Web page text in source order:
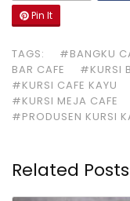
Pin It
TAGS: #BANGKU
BAR CAFE
#KURSI
#KURSI CAFE KAYU
#KURSI MEJA CAFE
#PRODUSEN KURSI
Related Posts